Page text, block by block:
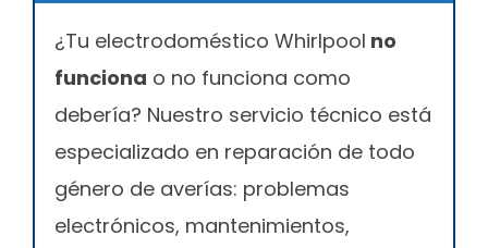
¿Tu electrodoméstico Whirlpool no
funciona o no funciona como
debería? Nuestro servicio técnico está
especializado en reparación de todo
género de averías: problemas
electrónicos, mantenimientos,